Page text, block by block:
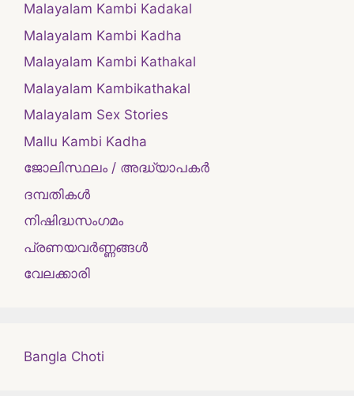
Malayalam Kambi Kadakal
Malayalam Kambi Kadha
Malayalam Kambi Kathakal
Malayalam Kambikathakal
Malayalam Sex Stories
Mallu Kambi Kadha
ജോലിസ്ഥലം / അദ്ധ്യാപകർ
ദമ്പതികള്‍
നിഷിദ്ധസംഗമം
പ്രണയവർണ്ണങ്ങൾ
വേലക്കാരി
Bangla Choti